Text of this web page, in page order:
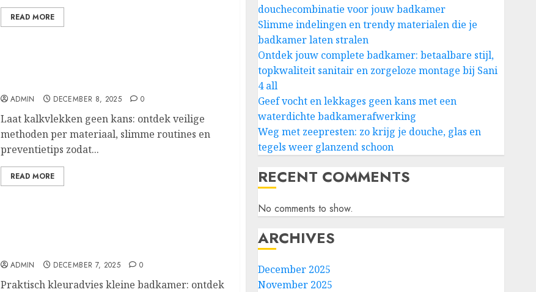
READ MORE
ADMIN DECEMBER 8, 2025 0
Laat kalkvlekken geen kans: ontdek veilige
methoden per materiaal, slimme routines en
preventietips zodat...
READ MORE
ADMIN DECEMBER 7, 2025 0
Praktisch kleuradvies kleine badkamer: ontdek
douchecombinatie voor jouw badkamer
Slimme indelingen en trendy materialen die je
badkamer laten stralen
Ontdek jouw complete badkamer: betaalbare stijl,
topkwaliteit sanitair en zorgeloze montage bij Sani
4 all
Geef vocht en lekkages geen kans met een
waterdichte badkamerafwerking
Weg met zeepresten: zo krijg je douche, glas en
tegels weer glanzend schoon
RECENT COMMENTS
No comments to show.
ARCHIVES
December 2025
November 2025